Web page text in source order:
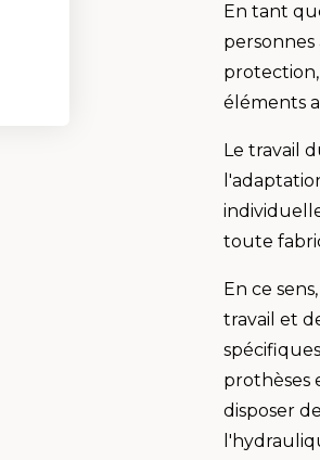
En tant
personnes
éléments
Le travail
toute
En ce
travail et
prothèses
disposer